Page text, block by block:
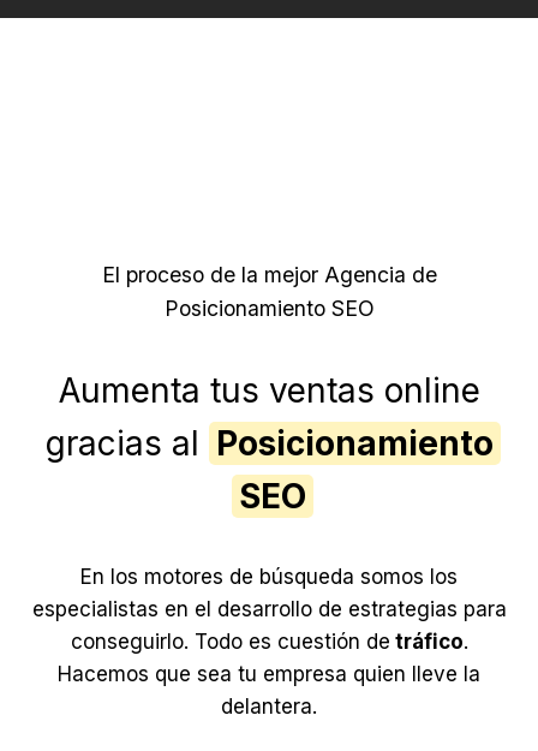
El proceso de la mejor Agencia de
Posicionamiento SEO
Aumenta tus ventas online
gracias al Posicionamiento
SEO
En los motores de búsqueda somos los
especialistas en el desarrollo de estrategias para
conseguirlo. Todo es cuestión de tráfico.
Hacemos que sea tu empresa quien lleve la
delantera.